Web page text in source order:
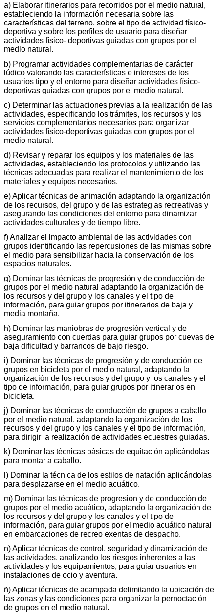
a) Elaborar itinerarios para recorridos por el medio natural,
estableciendo la información necesaria sobre las
características del terreno, sobre el tipo de actividad físico-
deportiva y sobre los perfiles de usuario para diseñar
actividades físico- deportivas guiadas con grupos por el
medio natural.
b) Programar actividades complementarias de carácter
lúdico valorando las características e intereses de los
usuarios tipo y el entorno para diseñar actividades físico-
deportivas guiadas con grupos por el medio natural.
c) Determinar las actuaciones previas a la realización de las
actividades, especificando los trámites, los recursos y los
servicios complementarios necesarios para organizar
actividades físico-deportivas guiadas con grupos por el
medio natural.
d) Revisar y reparar los equipos y los materiales de las
actividades, estableciendo los protocolos y utilizando las
técnicas adecuadas para realizar el mantenimiento de los
materiales y equipos necesarios.
e) Aplicar técnicas de animación adaptando la organización
de los recursos, del grupo y de las estrategias recreativas y
asegurando las condiciones del entorno para dinamizar
actividades culturales y de tiempo libre.
f) Analizar el impacto ambiental de las actividades con
grupos identificando las repercusiones de las mismas sobre
el medio para sensibilizar hacia la conservación de los
espacios naturales.
g) Dominar las técnicas de progresión y de conducción de
grupos por el medio natural adaptando la organización de
los recursos y del grupo y los canales y el tipo de
información, para guiar grupos por itinerarios de baja y
media montaña.
h) Dominar las maniobras de progresión vertical y de
aseguramiento con cuerdas para guiar grupos por cuevas de
baja dificultad y barrancos de bajo riesgo.
i) Dominar las técnicas de progresión y de conducción de
grupos en bicicleta por el medio natural, adaptando la
organización de los recursos y del grupo y los canales y el
tipo de información, para guiar grupos por itinerarios en
bicicleta.
j) Dominar las técnicas de conducción de grupos a caballo
por el medio natural, adaptando la organización de los
recursos y del grupo y los canales y el tipo de información,
para dirigir la realización de actividades ecuestres guiadas.
k) Dominar las técnicas básicas de equitación aplicándolas
para montar a caballo.
l) Dominar la técnica de los estilos de natación aplicándolas
para desplazarse en el medio acuático.
m) Dominar las técnicas de progresión y de conducción de
grupos por el medio acuático, adaptando la organización de
los recursos y del grupo y los canales y el tipo de
información, para guiar grupos por el medio acuático natural
en embarcaciones de recreo exentas de despacho.
n) Aplicar técnicas de control, seguridad y dinamización de
las actividades, analizando los riesgos inherentes a las
actividades y los equipamientos, para guiar usuarios en
instalaciones de ocio y aventura.
ñ) Aplicar técnicas de acampada delimitando la ubicación de
las zonas y las condiciones para organizar la pernoctación
de grupos en el medio natural.